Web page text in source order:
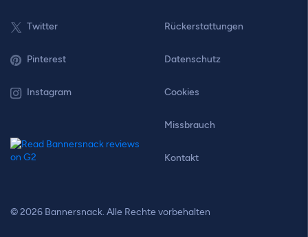
Twitter
Pinterest
Instagram
Rückerstattungen
Datenschutz
Cookies
Missbrauch
Kontakt
© 2026 Bannersnack. Alle Rechte vorbehalten